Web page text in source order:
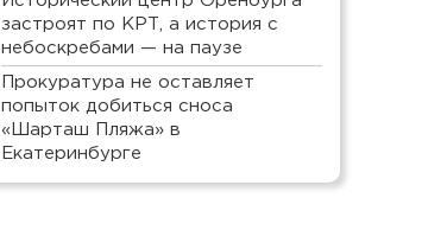
застроят по КРТ, а история с
небоскребами — на паузе
Прокуратура не оставляет
попыток добиться сноса
«Шарташ Пляжа» в
Екатеринбурге